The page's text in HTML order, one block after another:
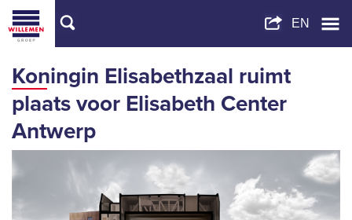
Koningin Elisabethzaal ruimt
plaats voor Elisabeth Center
Antwerp